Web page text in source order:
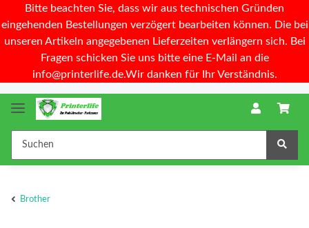
Bitte beachten Sie, dass wir aus technischen Gründen
eingehenden Bestellungen verzögert bearbeiten können. Die bei
unseren Artikeln angegebenen Lieferzeiten verlängern sich. Bei
Fragen schicken Sie uns bitte eine E-Mail an die
info@printerlife.de.Wir danken für Ihr Verständnis.
Brother